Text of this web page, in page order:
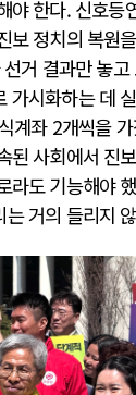
야 한다. 신호등
보 정치의 복원
거 결과만 놓
가시화하는 데
계좌 2개씩을
된 사회에서 진
라도 기능해야
거의 들리지